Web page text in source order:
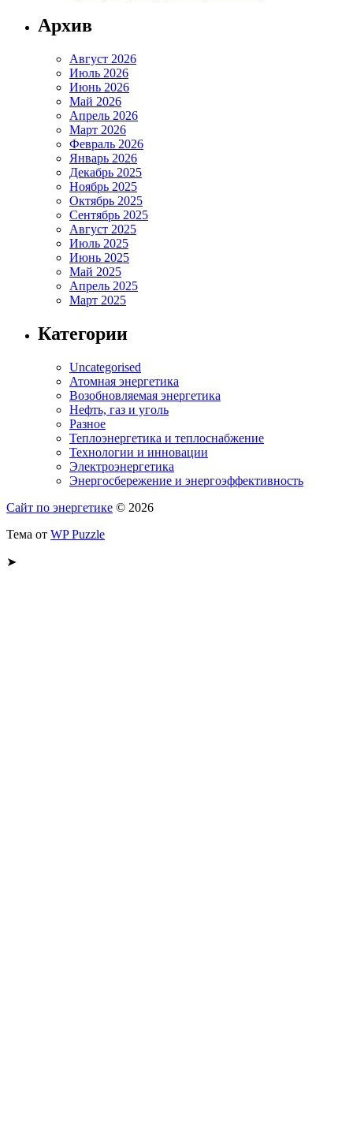
Архив
Август 2026
Июль 2026
Июнь 2026
Май 2026
Апрель 2026
Март 2026
Февраль 2026
Январь 2026
Декабрь 2025
Ноябрь 2025
Октябрь 2025
Сентябрь 2025
Август 2025
Июль 2025
Июнь 2025
Май 2025
Апрель 2025
Март 2025
Категории
Uncategorised
Атомная энергетика
Возобновляемая энергетика
Нефть, газ и уголь
Разное
Теплоэнергетика и теплоснабжение
Технологии и инновации
Электроэнергетика
Энергосбережение и энергоэффективность
Сайт по энергетике © 2026
Тема от WP Puzzle
➤